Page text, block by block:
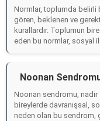
Normlar, toplumda belirli
gören, beklenen ve
kurallardır. Toplumun
eden bu normlar, sosyal
Noonan
Noonan sendromu,
bireylerde davranışsal,
neden olan bu sendrom,